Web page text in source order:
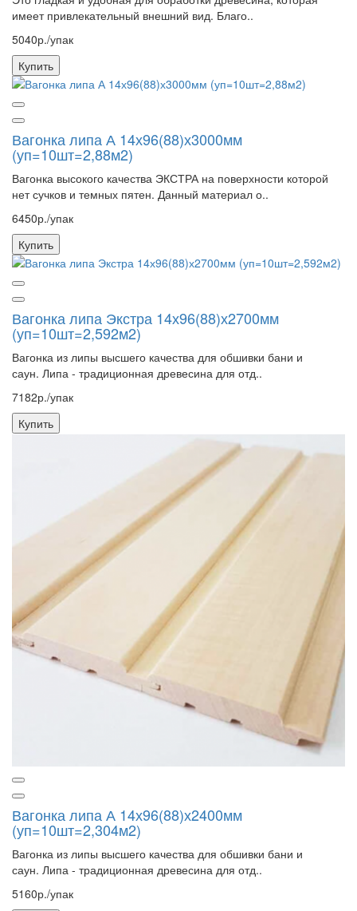
имеет привлекательный внешний вид. Благо..
5040р./упак
Купить
Вагонка липа А 14х96(88)х3000мм
(уп=10шт=2,88м2)
Вагонка высокого качества ЭКСТРА на поверхности которой
нет сучков и темных пятен. Данный материал о..
6450р./упак
Купить
Вагонка липа Экстра 14х96(88)х2700мм
(уп=10шт=2,592м2)
Вагонка из липы высшего качества для обшивки бани и
саун. Липа - традиционная древесина для отд..
7182р./упак
Купить
Вагонка липа А 14х96(88)х2400мм
(уп=10шт=2,304м2)
Вагонка из липы высшего качества для обшивки бани и
саун. Липа - традиционная древесина для отд..
5160р./упак